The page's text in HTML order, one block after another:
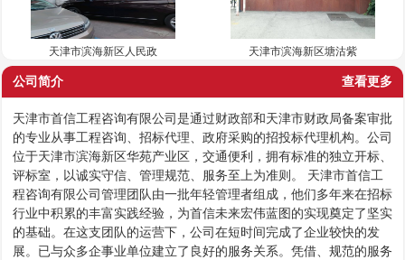
天津市滨海新区人民政 天津市滨海新区塘沽紫
查看更多
公司简介
天津市首信工程咨询有限公司是通过财政部和天津市财政局备案审批
的专业从事工程咨询、招标代理、政府采购的招投标代理机构。公司
位于天津市滨海新区华苑产业区，交通便利，拥有标准的独立开标、
评标室，以诚实守信、管理规范、服务至上为准则。 天津市首信工
程咨询有限公司管理团队由一批年轻管理者组成，他们多年来在招标
行业中积累的丰富实践经验，为首信未来宏伟蓝图的实现奠定了坚实
的基础。在这支团队的运营下，公司在短时间完成了企业较快的发
展。已与众多企事业单位建立了良好的服务关系。凭借、规范的服务